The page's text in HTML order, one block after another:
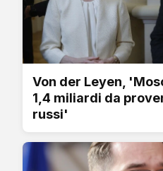
Von der Leyen,
1,4 miliardi da
russi'